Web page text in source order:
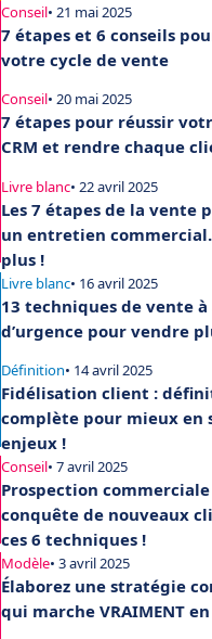
Conseil• 21 mai 2025
7 étapes et 6 conseils
votre cycle de vente
Conseil• 20 mai 2025
7 étapes pour réussir
CRM et rendre chaque
Livre blanc• 22 avril 2025
Les 7 étapes de la vente
un entretien
plus !
Livre blanc• 16 avril 2025
13 techniques de vente
d’urgence pour vendre
Définition• 14 avril 2025
Fidélisation client :
complète pour mieux en
enjeux !
Conseil• 7 avril 2025
Prospection
conquête de nouveaux
ces 6 techniques !
Modèle• 3 avril 2025
Élaborez une stratégie
qui marche VRAIMENT